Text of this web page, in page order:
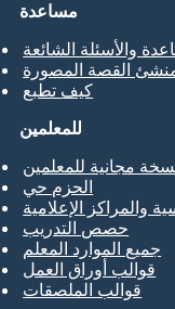
مساعدة
والأسئلة الشائعة
القصة المصورة
كيف تطبع
للمعلمين
مجانية للمعلمين
الحزم حي
والمراكز الإعلامية
حصص التدريب
جميع الموارد المعلم
قوالب أوراق العمل
قوالب الملصقات